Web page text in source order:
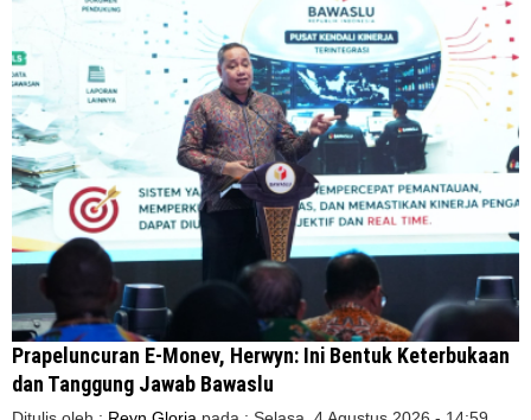
Prapeluncuran E-Monev, Herwyn: Ini Bentuk Keterbukaan
dan Tanggung Jawab Bawaslu